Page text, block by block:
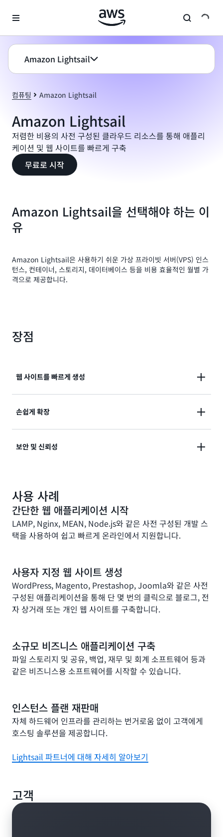
Amazon Lightsail
컴퓨팅 Amazon Lightsail
Amazon Lightsail
저렴한 비용의 사전 구성된 클라우드 리소스를 통해 애플리
케이션 및 웹 사이트를 빠르게 구축
무료로 시작
Amazon Lightsail을 선택해야 하는 이
유
Amazon Lightsail은 사용하기 쉬운 가상 프라이빗 서버(VPS) 인스
턴스, 컨테이너, 스토리지, 데이터베이스 등을 비용 효율적인 월별 가
격으로 제공합니다.
장점
웹 사이트를 빠르게 생성
몇 번의 클릭으로 웹 사이트 또는 애플리케이션 생성 네
손쉽게 확장
성장에 따라 쉽게 규모를 조정하거나 Amazon EC2 같
보안 및 신뢰성
활용합니다.
사용 사례
간단한 웹 애플리케이션 시작
LAMP, Nginx, MEAN, Node.js와 같은 사전 구성된 개발 스
택을 사용하여 쉽고 빠르게 온라인에서 지원합니다.
사용자 지정 웹 사이트 생성
WordPress, Magento, Prestashop, Joomla와 같은 사전
구성된 애플리케이션을 통해 단 몇 번의 클릭으로 블로그, 전
자 상거래 또는 개인 웹 사이트를 구축합니다.
소규모 비즈니스 애플리케이션 구축
파일 스토리지 및 공유, 백업, 재무 및 회계 소프트웨어 등과
같은 비즈니스용 소프트웨어를 시작할 수 있습니다.
인스턴스 플랜 재판매
자체 하드웨어 인프라를 관리하는 번거로움 없이 고객에게
호스팅 솔루션을 제공합니다.
Lightsail 파트너에 대해 자세히 알아보기
고객